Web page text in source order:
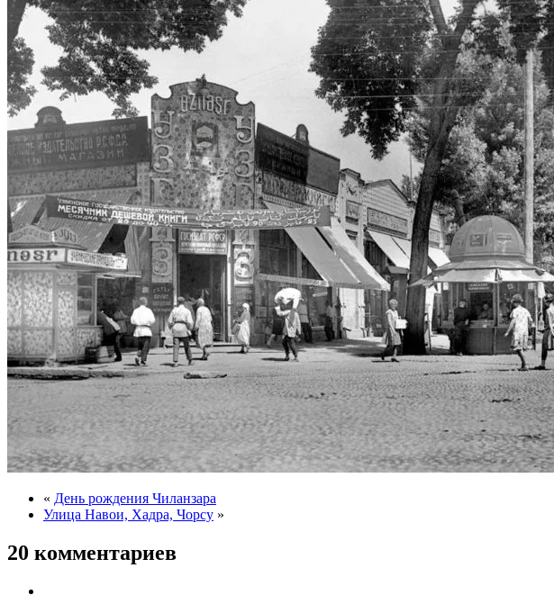
« День рождения Чиланзара
Улица Навои, Хадра, Чорсу »
20 комментариев